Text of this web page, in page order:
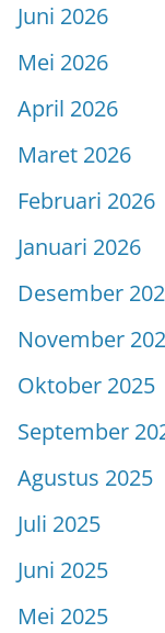
Juni 2026
Mei 2026
April 2026
Maret 2026
Februari 2026
Januari 2026
Desember
November
Oktober 2025
September
Agustus 2025
Juli 2025
Juni 2025
Mei 2025